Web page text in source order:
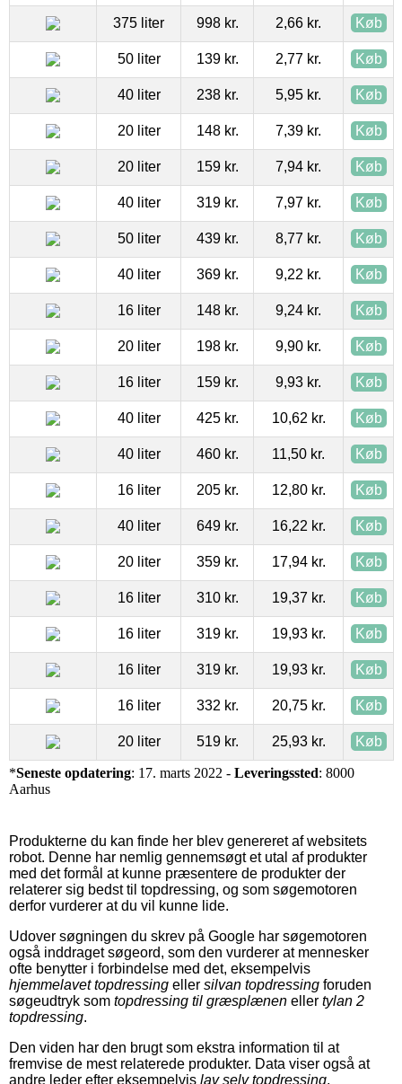
375 liter 998 kr. 2,66 kr. Køb
50 liter 139 kr. 2,77 kr. Køb
40 liter 238 kr. 5,95 kr. Køb
20 liter 148 kr. 7,39 kr. Køb
20 liter 159 kr. 7,94 kr. Køb
40 liter 319 kr. 7,97 kr. Køb
50 liter 439 kr. 8,77 kr. Køb
40 liter 369 kr. 9,22 kr. Køb
16 liter 148 kr. 9,24 kr. Køb
20 liter 198 kr. 9,90 kr. Køb
16 liter 159 kr. 9,93 kr. Køb
40 liter 425 kr. 10,62 kr. Køb
40 liter 460 kr. 11,50 kr. Køb
16 liter 205 kr. 12,80 kr. Køb
40 liter 649 kr. 16,22 kr. Køb
20 liter 359 kr. 17,94 kr. Køb
16 liter 310 kr. 19,37 kr. Køb
16 liter 319 kr. 19,93 kr. Køb
16 liter 319 kr. 19,93 kr. Køb
16 liter 332 kr. 20,75 kr. Køb
20 liter 519 kr. 25,93 kr. Køb
*Seneste opdatering: 17. marts 2022 - Leveringssted: 8000
Aarhus
Produkterne du kan finde her blev genereret af websitets
robot. Denne har nemlig gennemsøgt et utal af produkter
med det formål at kunne præsentere de produkter der
relaterer sig bedst til topdressing, og som søgemotoren
derfor vurderer at du vil kunne lide.
Udover søgningen du skrev på Google har søgemotoren
også inddraget søgeord, som den vurderer at mennesker
ofte benytter i forbindelse med det, eksempelvis
hjemmelavet topdressing eller silvan topdressing foruden
søgeudtryk som topdressing til græsplænen eller tylan 2
topdressing.
Den viden har den brugt som ekstra information til at
fremvise de mest relaterede produkter. Data viser også at
andre leder efter eksempelvis lav selv topdressing,